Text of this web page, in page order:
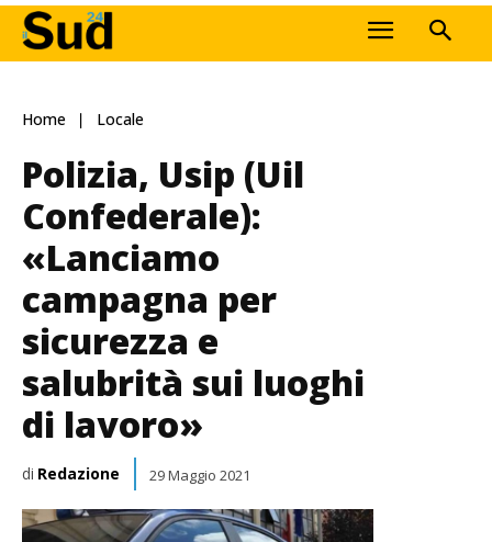
Home Locale
Polizia, Usip (Uil
Confederale):
«Lanciamo
campagna per
sicurezza e
salubrità sui luoghi
di lavoro»
di Redazione 29 Maggio 2021